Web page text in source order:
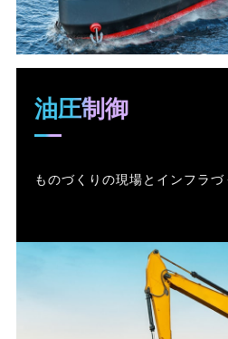
油圧制御
ものづくりの現場とインフラ